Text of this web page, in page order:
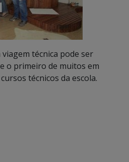
técnica pode ser
o primeiro de muitos em
técnicos da escola.